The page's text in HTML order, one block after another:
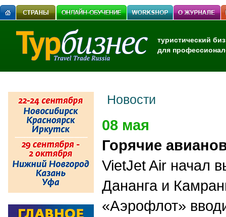
туристический
для
Новости
08 мая
Горячие
VietJet Air начал
Дананга и
«Аэрофлот»